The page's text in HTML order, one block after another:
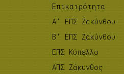
Επικαιρότητα
A’ ΕΠΣ Ζακύνθου
B’ ΕΠΣ Ζακύνθου
ΕΠΣ Κύπελλο
ΑΠΣ Ζάκυνθος